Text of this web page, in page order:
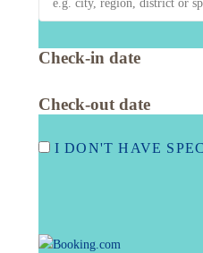
Check-in date
Check-out date
I DON'T HAVE